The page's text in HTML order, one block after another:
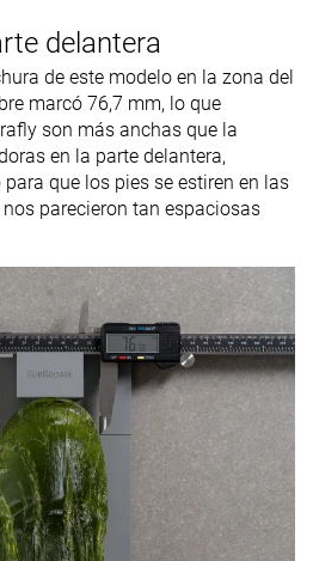
delantera
de este modelo en la zona del
marcó 76,7 mm, lo que
son más anchas que la
en la parte delantera,
que los pies se estiren en las
nos parecieron tan espaciosas